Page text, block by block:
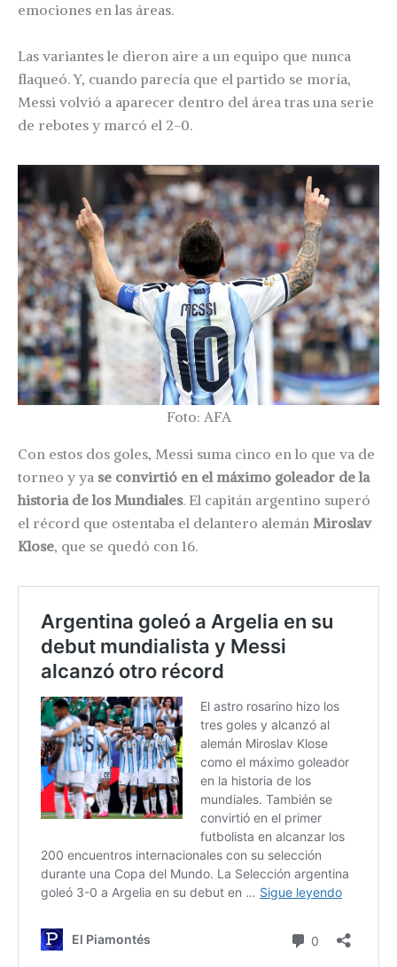
emociones en las áreas.
Las variantes le dieron aire a un equipo que nunca
flaqueó. Y, cuando parecía que el partido se moría,
Messi volvió a aparecer dentro del área tras una serie
de rebotes y marcó el 2-0.
Foto: AFA
Con estos dos goles, Messi suma cinco en lo que va de
torneo y ya se convirtió en el máximo goleador de la
historia de los Mundiales. El capitán argentino superó
el récord que ostentaba el delantero alemán Miroslav
Klose, que se quedó con 16.